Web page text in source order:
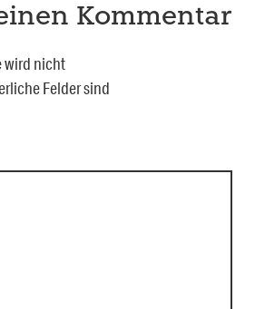
Kommentar
wird nicht
Felder sind